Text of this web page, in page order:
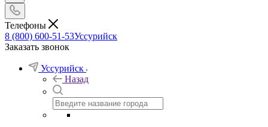
Телефоны
8 (800) 600-51-53Уссурийск
Заказать звонок
Уссурийск
Назад